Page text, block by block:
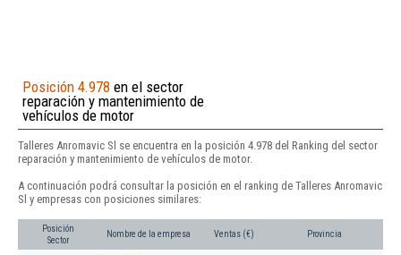
Posición 4.978 en el sector
reparación y mantenimiento de
vehículos de motor
Talleres Anromavic Sl se encuentra en la posición 4.978 del Ranking del sector
reparación y mantenimiento de vehículos de motor.
A continuación podrá consultar la posición en el ranking de Talleres Anromavic
Sl y empresas con posiciones similares:
Posición
Sector
Nombre de la empresa Ventas (€) Provincia